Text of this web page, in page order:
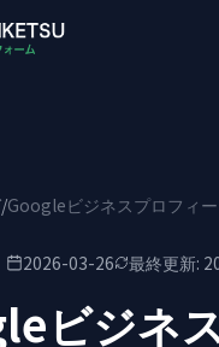
/
2026-03-26 最終更新:
ビジネ